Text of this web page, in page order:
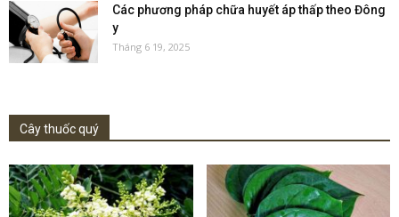
Các phương pháp chữa huyết áp thấp theo Đông
y
Tháng 6 19, 2025
Cây thuốc quý